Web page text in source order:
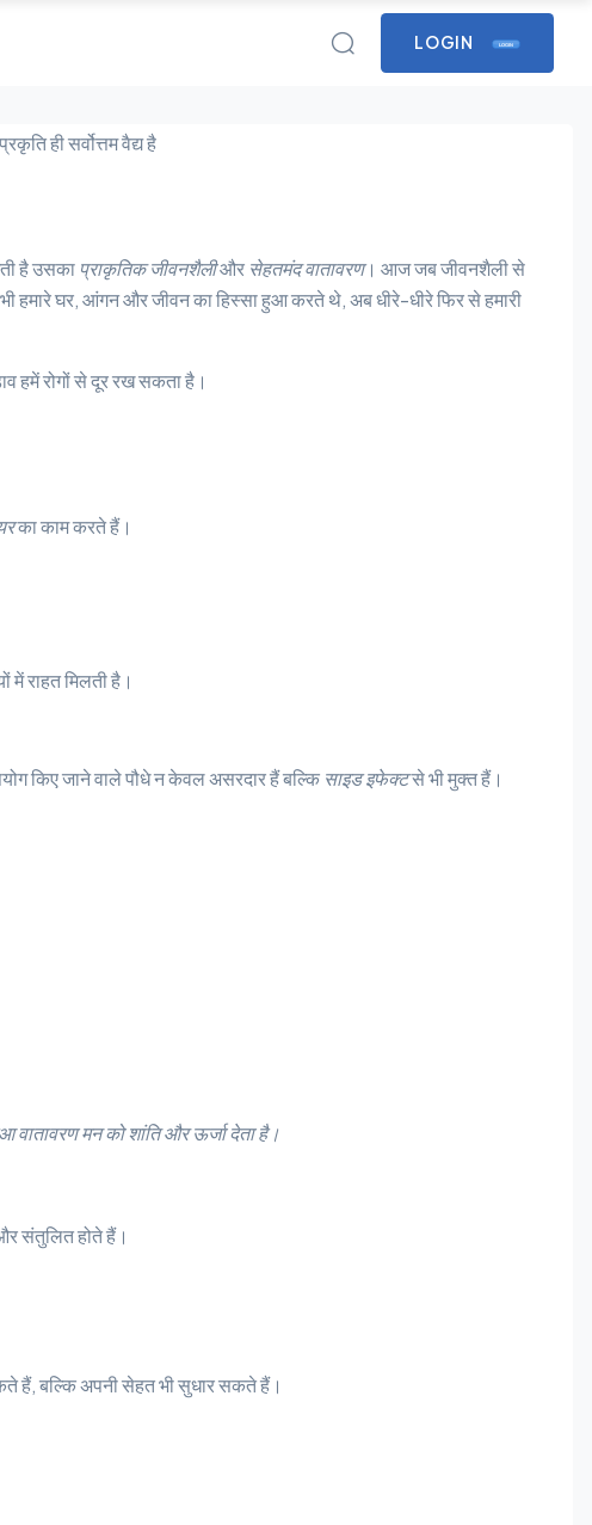
LOGIN LOGIN
है उसका प्राकृतिक जीवनशैलीऔर सेहतमंद वातावरण। आज जब जीवनशैली से
हमारे घर, आंगन और जीवन का हिस्सा हुआ करते थे, अब धीरे-धीरे फिर से हमारी
हमें रोगों से दूर रख सकता है।
का काम करते हैं।
में राहत मिलती है।
किए जाने वाले पौधे न केवल असरदार हैं बल्कि साइड इफेक्टसे भी मुक्त हैं।
वातावरण मन को शांति और ऊर्जा देता है।
संतुलित होते हैं।
हैं, बल्कि अपनी सेहत भी सुधार सकते हैं।